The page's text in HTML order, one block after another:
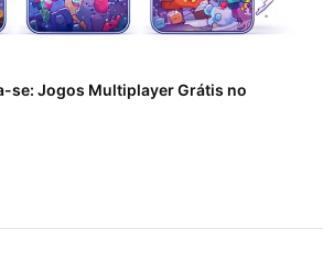
se: Jogos Multiplayer Grátis no